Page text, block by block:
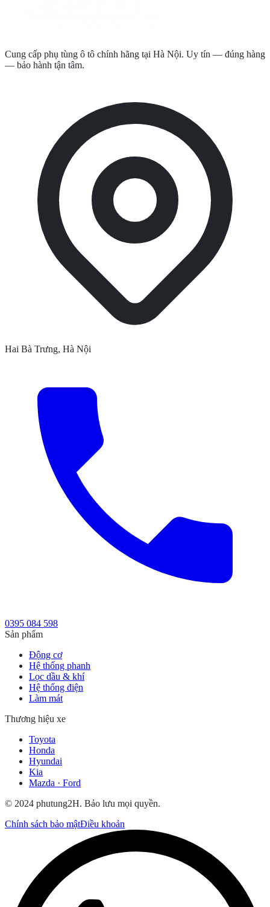
Cung cấp phụ tùng ô tô chính hãng tại Hà Nội. Uy tín — đúng hàng
— bảo hành tận tâm.
Hai Bà Trưng, Hà Nội
0395 084 598
Sản phẩm
Động cơ
Hệ thống phanh
Lọc dầu & khí
Hệ thống điện
Làm mát
Thương hiệu xe
Toyota
Honda
Hyundai
Kia
Mazda · Ford
© 2024 phutung2H. Bảo lưu mọi quyền.
Chính sách bảo mậtĐiều khoản